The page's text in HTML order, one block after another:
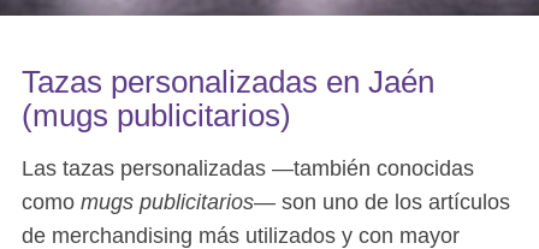
Tazas personalizadas en Jaén
(mugs publicitarios)
Las tazas personalizadas —también conocidas
como mugs publicitarios— son uno de los artículos
de merchandising más utilizados y con mayor